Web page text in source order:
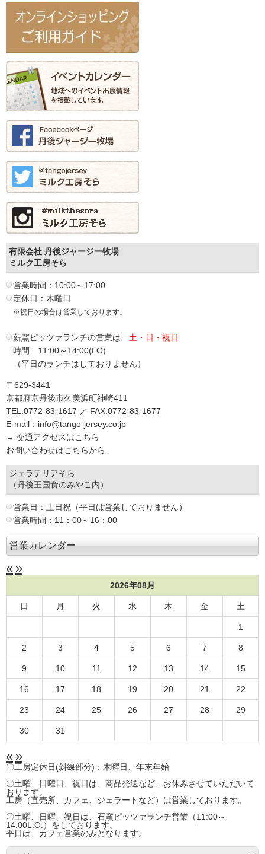
有限会社 丹後ジャージー牧場
ミルク工房そら
営業時間：10:00～17:00
定休日：木曜日
※祝日の場合は営業しております。
薪窯ピッツァランチの営業は 土・日・祝日
時間 11:00～14:00(LO)
（平日のランチはしておりません）
〒629-3441
京都府京丹後市久美浜町神崎411
TEL:0772-83-1617 ／ FAX:0772-83-1677
E-mail：info@tango-jersey.co.jp
→ 交通アクセスはこちら
お問い合わせはこちらから
ジェラテリアそら
（丹後王国食のみやこ内）
営業日：土日祝（平日は営業しておりません）
営業時間：11：00～16：00
営業カレンダー
« »
2026年08月
日 月 火 水 木 金 土
1
2 3 4 5 6 7 8
9 10 11 12 13 14 15
16 17 18 19 20 21 22
23 24 25 26 27 28 29
30 31
« »
〇工房定休日(斜線部分)：木曜日、年末年始
〇土曜、日曜日、祝日は、商品発送など、お休みさせていただいて
おります。
工房（直売所、カフェ、ジェラートなど）は営業しております。
〇土曜、日曜、祝日は、石窯ピッツァランチ営業（11:00～
14:00L.O.）をしております。
平日は、カフェ営業のみとなります。